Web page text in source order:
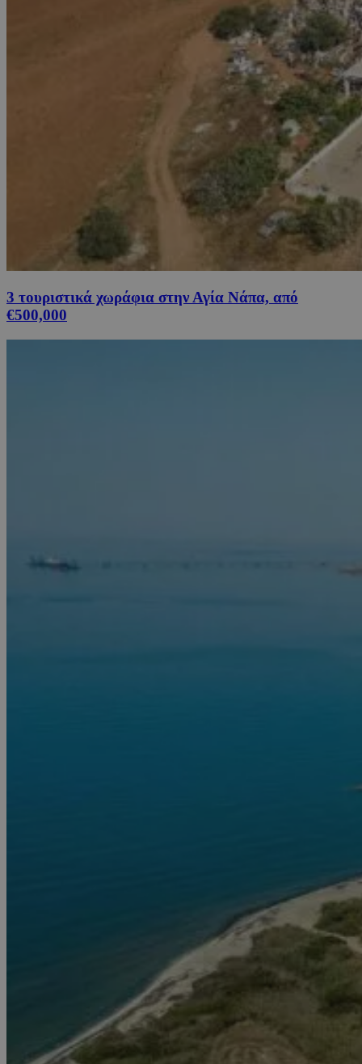
3 τουριστικά χωράφια στην Αγία Νάπα, από
€500,000